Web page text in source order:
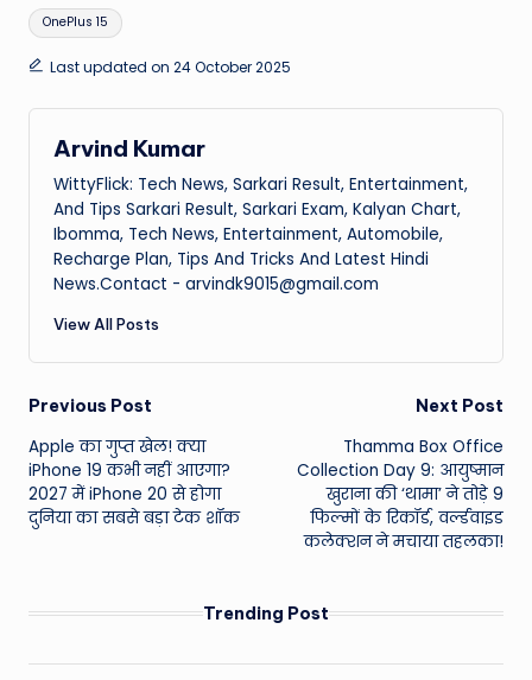
Tags:
OnePlus 15
Last updated on 24 October 2025
Arvind Kumar
WittyFlick: Tech News, Sarkari Result, Entertainment,
And Tips Sarkari Result, Sarkari Exam, Kalyan Chart,
Ibomma, Tech News, Entertainment, Automobile,
Recharge Plan, Tips And Tricks And Latest Hindi
News.Contact - arvindk9015@gmail.com
View All Posts
Post
navigation
Previous Post
Apple का गुप्त खेल! क्या
iPhone 19 कभी नहीं आएगा?
2027 में iPhone 20 से होगा
दुनिया का सबसे बड़ा टेक शॉक
Next Post
Thamma Box Office
Collection Day 9: आयुष्मान
खुराना की ‘थामा’ ने तोड़े 9
फिल्मों के रिकॉर्ड, वर्ल्डवाइड
कलेक्शन ने मचाया तहलका!
Trending Post